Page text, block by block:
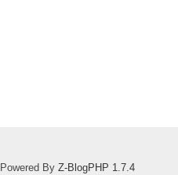
Powered By Z-BlogPHP 1.7.4